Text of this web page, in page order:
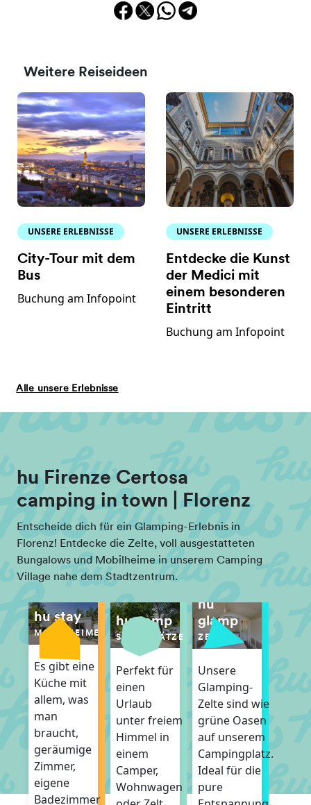
Weitere Reiseideen
UNSERE ERLEBNISSE
City-Tour mit dem
Bus
Buchung am Infopoint
UNSERE ERLEBNISSE
Entdecke die Kunst
der Medici mit
einem besonderen
Eintritt
Buchung am Infopoint
Alle unsere Erlebnisse
hu Firenze Certosa
camping in town | Florenz
Entscheide dich für ein Glamping-Erlebnis in
Florenz! Entdecke die Zelte, voll ausgestatteten
Bungalows und Mobilheime in unserem Camping
Village nahe dem Stadtzentrum.
hu stay
MOBILHEIME
Es gibt eine
Küche mit
allem, was
man
braucht,
geräumige
Zimmer,
eigene
Badezimmer
hu camp
STELLPLÄTZE
Perfekt für
einen
Urlaub
unter freiem
Himmel in
einem
Camper,
Wohnwagen
hu
glamp
ZELTE
Unsere
Glamping-
Zelte sind wie
grüne Oasen
auf unserem
Campingplatz.
Ideal für die
pure